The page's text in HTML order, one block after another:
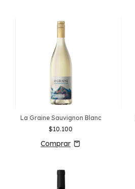
La Graine Sauvignon Blanc
$10.100